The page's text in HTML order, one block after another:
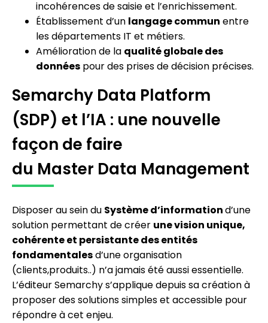
incohérences de saisie et l’enrichissement.
Établissement d’un langage commun entre
les départements IT et métiers.
Amélioration de la qualité globale des
données pour des prises de décision précises.
Semarchy Data Platform
(SDP) et l’IA : une nouvelle
façon de faire
du Master Data Management
Disposer au sein du Système d’informationd’une
solution permettant de créer une vision unique,
cohérente et persistante des entités
fondamentalesd’une organisation
(clients,produits..) n’a jamais été aussi essentielle.
L’éditeur Semarchy s’applique depuis sa création à
proposer des solutions simples et accessible pour
répondre à cet enjeu.